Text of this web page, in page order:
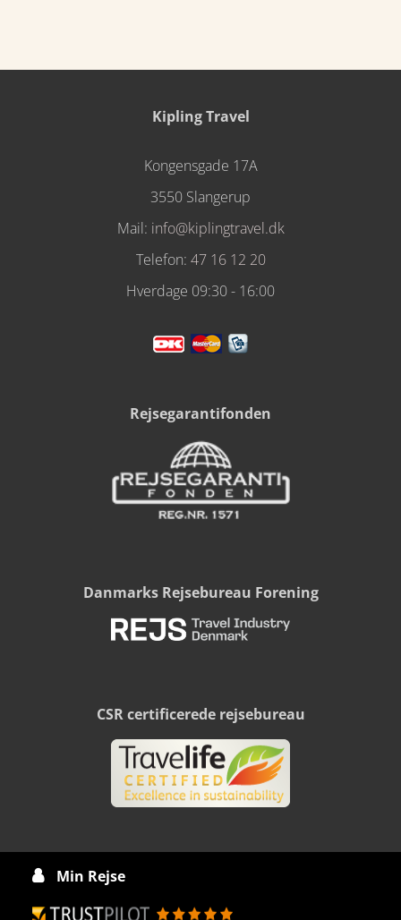
Kipling Travel
Kongensgade 17A
3550 Slangerup
Mail: info@kiplingtravel.dk
Telefon: 47 16 12 20
Hverdage 09:30 - 16:00
Rejsegarantifonden
Danmarks Rejsebureau Forening
CSR certificerede rejsebureau
 Min Rejse